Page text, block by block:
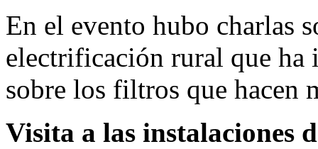
En el evento hubo charlas
electrificación rural que ha
sobre los filtros que hacen
Visita a las instalaciones